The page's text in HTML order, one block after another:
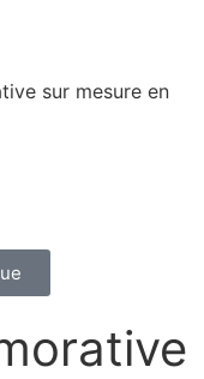
sur mesure en